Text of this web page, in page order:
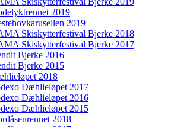
2019
2019
Skiskytterfestival Bjerke 2018
Skiskytterfestival Bjerke 2017
Bjerke 2016
Bjerke 2015
2018
Dæhlieløpet 2017
Dæhlieløpet 2016
Dæhlieløpet 2015
2018